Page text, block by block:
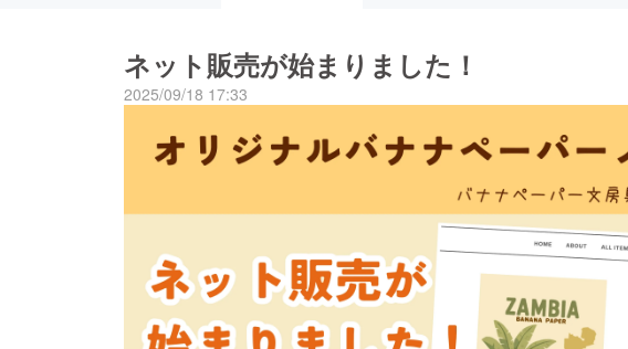
ネット販売が始まりました！
2025/09/18 17:33